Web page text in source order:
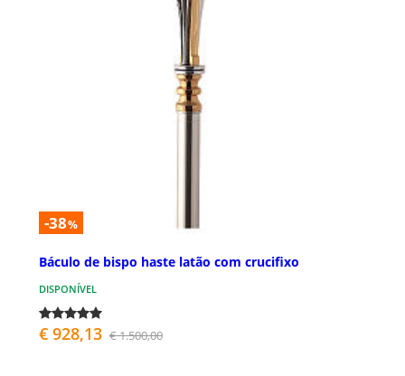
-38%
Báculo de bispo haste latão com crucifixo
DISPONÍVEL
€ 928,13 € 1.500,00